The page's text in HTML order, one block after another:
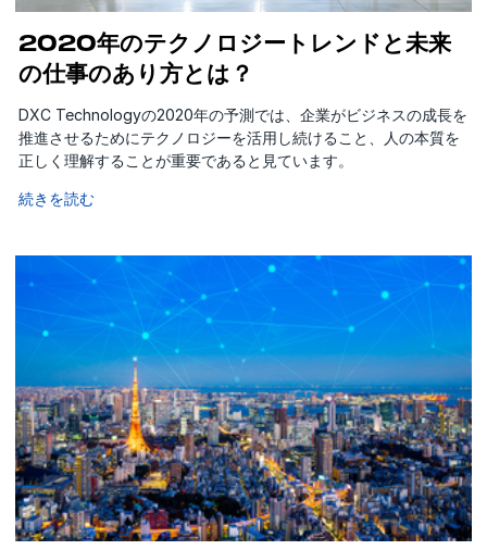
2020年のテクノロジートレンドと未来
の仕事のあり方とは？
DXC Technologyの2020年の予測では、企業がビジネスの成長を
推進させるためにテクノロジーを活用し続けること、人の本質を
正しく理解することが重要であると見ています。
続きを読む